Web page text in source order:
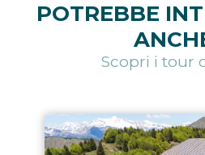
POTREBBE
Scopri i tour